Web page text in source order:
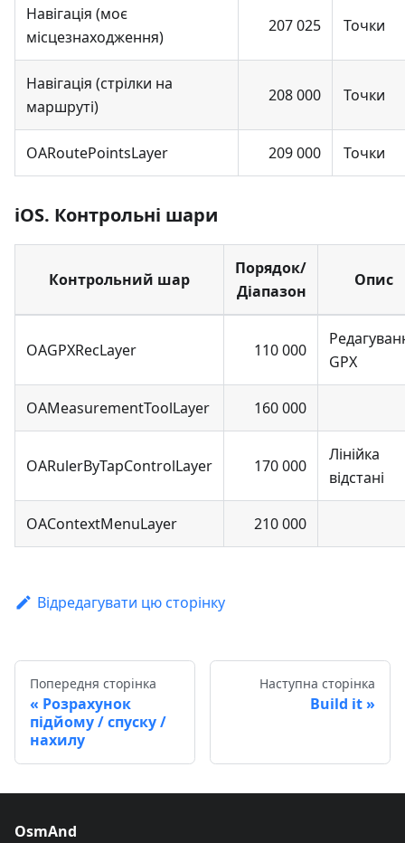
Навігація (моє
місцезнаходження)
207 025 Точки
Навігація (стрілки на
маршруті)
208 000 Точки
OARoutePointsLayer 209 000 Точки
iOS. Контрольні шари
Контрольний шар
Порядок/
Діапазон
Опис
OAGPXRecLayer 110 000
GPX
OAMeasurementToolLayer 160 000
OARulerByTapControlLayer 170 000
Лінійка
відстані
OAContextMenuLayer 210 000
Відредагувати цю сторінку
Попередня сторінка
Розрахунок
підйому / спуску /
нахилу
Наступна сторінка
Build it
OsmAnd